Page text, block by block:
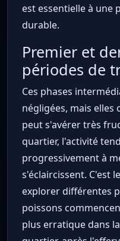
est essentielle à une
durable.
Premier et
périodes de
Ces phases
négligées, mais
peut s'avérer très
quartier, l'activité
progressivement à
s'éclaircissent. C'est
explorer différentes
poissons
plus erratique dans